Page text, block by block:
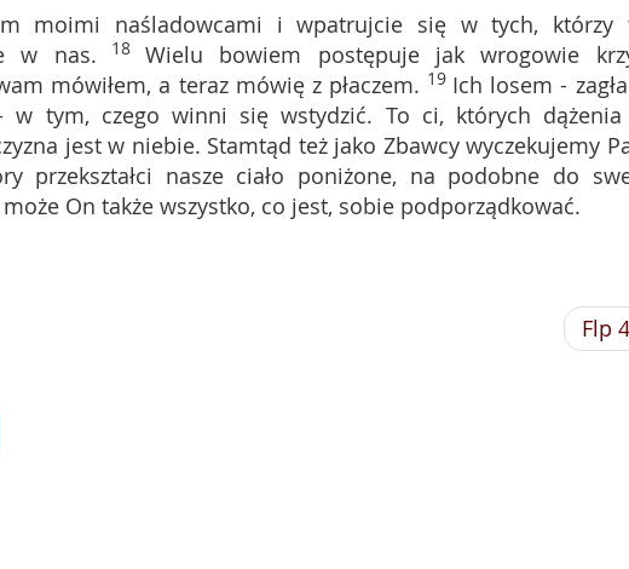
moimi naśladowcami i wpatrujcie się w tych, którzy
w nas. 18Wielu bowiem postępuje jak wrogowie
mówiłem, a teraz mówię z płaczem. 19 Ich losem -
w tym, czego winni się wstydzić. To ci, których
jest w niebie. Stamtąd też jako Zbawcy wyczekujemy
przekształci nasze ciało poniżone, na podobne do
On także wszystko, co jest, sobie podporządkować.
Flp